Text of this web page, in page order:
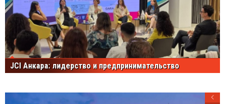
JCI Анкара: лидерство и предпринимательство